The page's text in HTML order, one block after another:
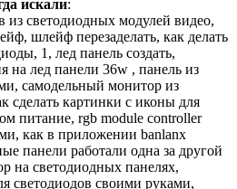
искали:
из светодиодных модулей видео,
, шлейф перезаделать, как делать
, 1 , лед панель создать,
на лед панели 36w , панель из
, самодельный монитор из
сделать картинки с иконы для
питание, rgb module controller
, как в приложении banlanx
панели работали одна за другой
на светодиодных панелях,
светодиодов своими руками,